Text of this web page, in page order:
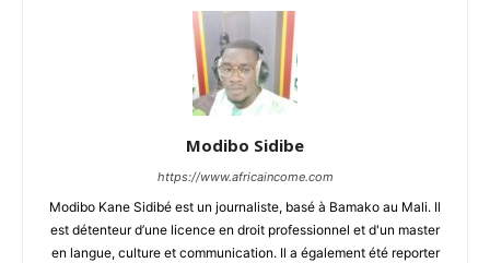
Modibo Sidibe
https://www.africaincome.com
Modibo Kane Sidibé est un journaliste, basé à Bamako au Mali. Il
est détenteur d’une licence en droit professionnel et d'un master
en langue, culture et communication. Il a également été reporter